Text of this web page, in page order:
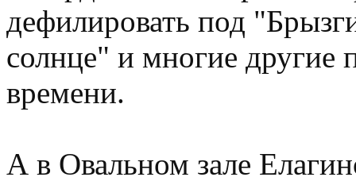
дефилировать под
солнце" и многие другие
времени.
А в Овальном зале